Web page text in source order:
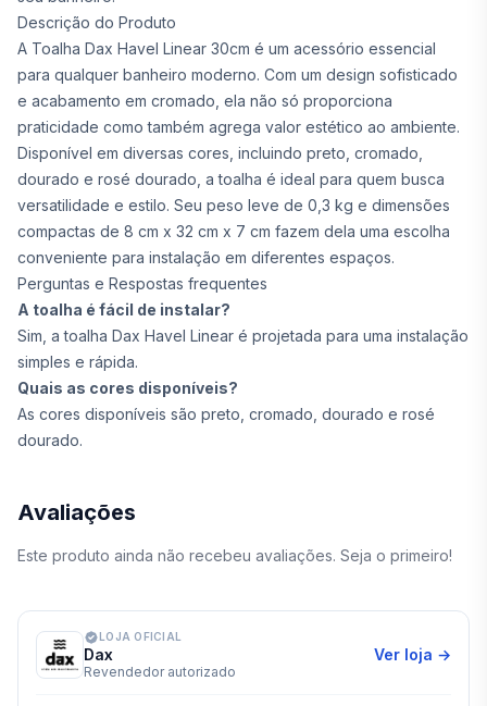
Descrição do Produto
A Toalha Dax Havel Linear 30cm é um acessório essencial
para qualquer banheiro moderno. Com um design sofisticado
e acabamento em cromado, ela não só proporciona
praticidade como também agrega valor estético ao ambiente.
Disponível em diversas cores, incluindo preto, cromado,
dourado e rosé dourado, a toalha é ideal para quem busca
versatilidade e estilo. Seu peso leve de 0,3 kg e dimensões
compactas de 8 cm x 32 cm x 7 cm fazem dela uma escolha
conveniente para instalação em diferentes espaços.
Perguntas e Respostas frequentes
A toalha é fácil de instalar?
Sim, a toalha Dax Havel Linear é projetada para uma instalação
simples e rápida.
Quais as cores disponíveis?
As cores disponíveis são preto, cromado, dourado e rosé
dourado.
Avaliações
Este produto ainda não recebeu avaliações. Seja o primeiro!
LOJA OFICIAL
Dax
Revendedor autorizado
Ver loja →